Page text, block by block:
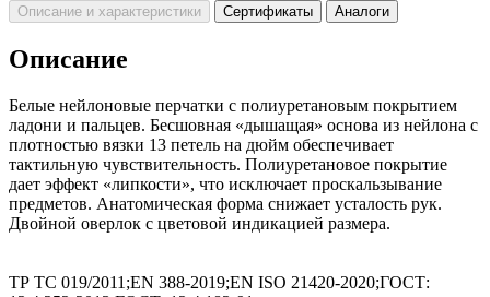
Описание и характеристики Сертификаты Аналоги
Описание
Белые нейлоновые перчатки с полиуретановым покрытием
ладони и пальцев. Бесшовная «дышащая» основа из нейлона с
плотностью вязки 13 петель на дюйм обеспечивает
тактильную чувствительность. Полиуретановое покрытие
дает эффект «липкости», что исключает проскальзывание
предметов. Анатомическая форма снижает усталость рук.
Двойной оверлок с цветовой индикацией размера.
ТР ТС 019/2011;EN 388-2019;EN ISO 21420-2020;ГОСТ: